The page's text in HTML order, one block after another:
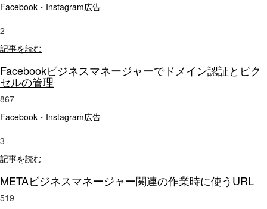
Facebook・Instagram広告
2
記事を読む
Facebookビジネスマネージャーでドメイン認証とピク
セルの管理
867
Facebook・Instagram広告
3
記事を読む
METAビジネスマネージャー関連の作業時に使うURL
519